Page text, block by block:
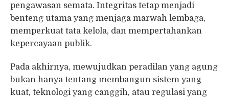
pengawasan semata. Integritas tetap menjadi
benteng utama yang menjaga marwah lembaga,
memperkuat tata kelola, dan mempertahankan
kepercayaan publik.
Pada akhirnya, mewujudkan peradilan yang agung
bukan hanya tentang membangun sistem yang
kuat, teknologi yang canggih, atau regulasi yang